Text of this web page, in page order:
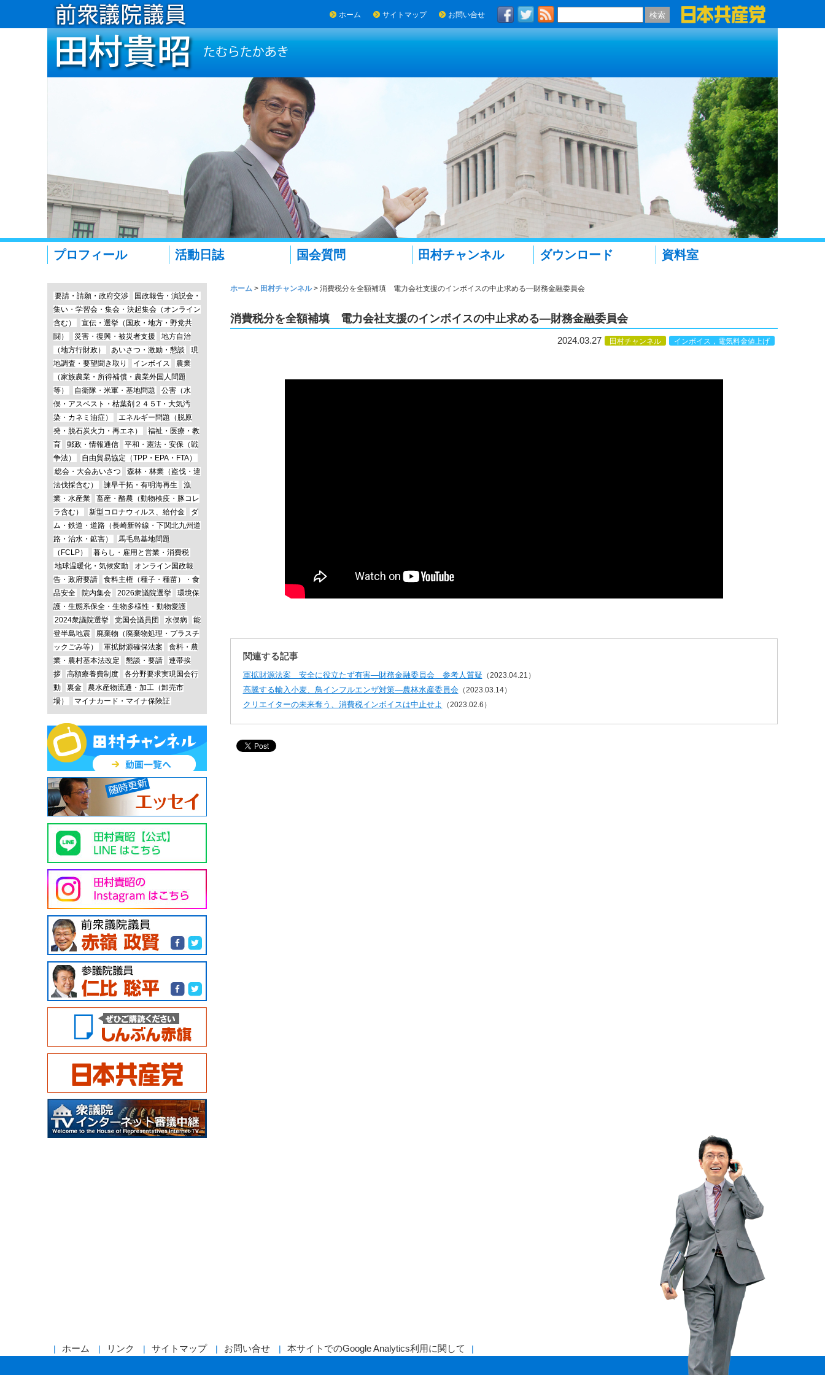
ホーム サイトマップ お問い合せ 検索
プロフィール 活動日誌 国会質問 田村チャンネル ダウンロード 資料室
ホーム> 田村チャンネル> 消費税分を全額補填 電力会社支援のインボイスの中止求める―財務金融委員会
消費税分を全額補填 電力会社支援のインボイスの中止求める―財務金融委員会
2024.03.27 田村チャンネル インボイス，電気料金値上げ
関連する記事
軍拡財源法案 安全に役立たず有害―財務金融委員会 参考人質疑 （2023.04.21）
高騰する輸入小麦、鳥インフルエンザ対策—農林水産委員会（2023.03.14）
クリエイターの未来奪う、消費税インボイスは中止せよ （2023.02.6）
要請・請願・政府交渉
国政報告・演説会・
集い・学習会・集会・決起集会（オンライン
含む）
宣伝・選挙（国政・地方・野党共
闘）
災害・復興・被災者支援
地方自治
（地方行財政）
あいさつ・激励・懇談
現
地調査・要望聞き取り
インボイス
農業
（家族農業・所得補償・農業外国人問題
等）
自衛隊・米軍・基地問題
公害（水
俣・アスベスト・枯葉剤２４５T・大気汚
染・カネミ油症）
エネルギー問題（脱原
発・脱石炭火力・再エネ）
福祉・医療・教
育
郵政・情報通信
平和・憲法・安保（戦
争法）
自由貿易協定（TPP・EPA・FTA）
総会・大会あいさつ
森林・林業（盗伐・違
法伐採含む）
諫早干拓・有明海再生
漁
業・水産業
畜産・酪農（動物検疫・豚コレ
ラ含む）
新型コロナウィルス、給付金
ダ
ム・鉄道・道路（長崎新幹線・下関北九州道
路・治水・鉱害）
馬毛島基地問題
（FCLP）
暮らし・雇用と営業・消費税
地球温暖化・気候変動
オンライン国政報
告・政府要請
食料主権（種子・種苗）・食
品安全
院内集会 2026衆議院選挙
環境保
護・生態系保全・生物多様性・動物愛護
2024衆議院選挙
党国会議員団 水俣病
能
登半島地震
廃棄物（廃棄物処理・プラスチ
ックごみ等）
軍拡財源確保法案
食料・農
業・農村基本法改定
懇談・要請
連帯挨
拶
高額療養費制度
各分野要求実現国会行
動
裏金
農水産物流通・加工（卸売市
場）
マイナカード・マイナ保険証
ホーム リンク サイトマップ お問い合せ 本サイトでのGoogle Analytics利用に関して